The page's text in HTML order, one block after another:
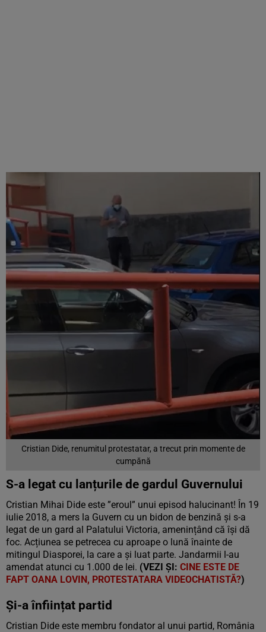
Cristian Dide, renumitul protestatar, a trecut prin momente de
cumpănă
S-a legat cu lanțurile de gardul Guvernului
Cristian Mihai Dide este ”eroul” unui episod halucinant! În 19
iulie 2018, a mers la Guvern cu un bidon de benzină și s-a
legat de un gard al Palatului Victoria, amenințând că își dă
foc. Acțiunea se petrecea cu aproape o lună înainte de
mitingul Diasporei, la care a și luat parte. Jandarmii l-au
amendat atunci cu 1.000 de lei. (VEZI ȘI: CINE ESTE DE
FAPT OANA LOVIN, PROTESTATARA VIDEOCHATISTĂ?)
Și-a înființat partid
Cristian Dide este membru fondator al unui partid, România